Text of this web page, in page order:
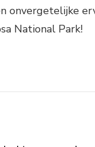
onvergetelijke
National Park!